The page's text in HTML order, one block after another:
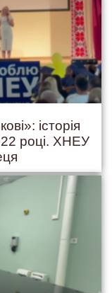
історія
році. ХНЕУ